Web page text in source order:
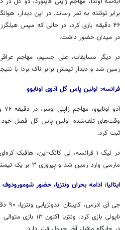
برابر توئنته به ثمر رساند. در این دیدار،
در میدان حضور داشت.
زمین شد و دیدار تیمش برابر ناک بردا با
فرانسه: اولین پاس گل آدوی اونایوو
وقت‌های تلف‌شده اولین پاس گل فصل خود
ثبت کرد.
مارسی وارد زمین شد و پیروزی ۳ بر یک تیمش را تجربه کرد.
ایتالیا: ادامه بحران ونتزیا، حضور
جی
ناپولی بازی کرد.